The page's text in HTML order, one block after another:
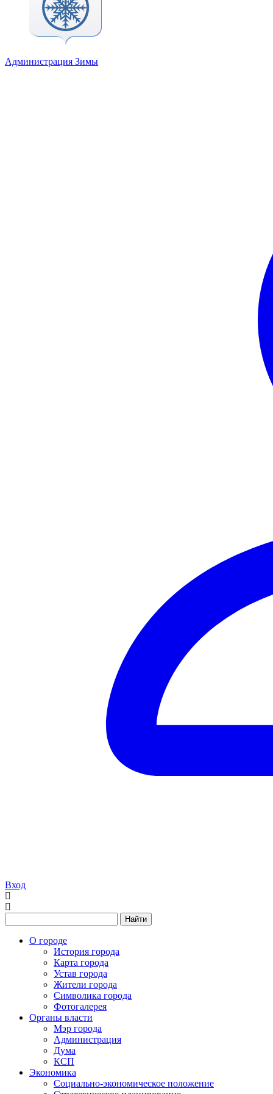
Администрация Зимы
Вход
Найти
О городе
История города
Карта города
Устав города
Жители города
Символика города
Фотогалерея
Органы власти
Мэр города
Администрация
Дума
КСП
Экономика
Социально-экономическое положение